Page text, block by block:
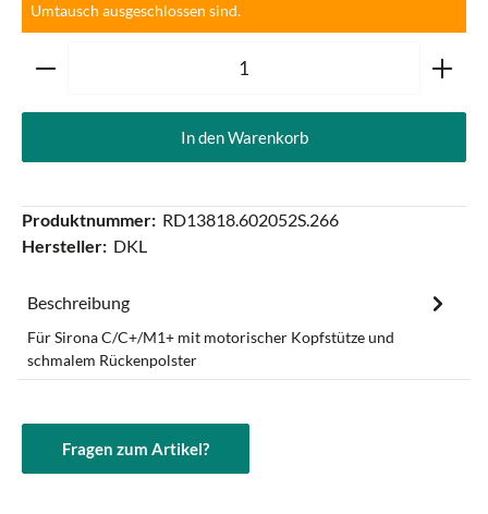
Umtausch ausgeschlossen sind.
Produkt Anzahl: Gib den gewünschten Wert ein oder
In den Warenkorb
Produktnummer: RD13818.602052S.266
Hersteller: DKL
Beschreibung
Für Sirona C/C+/M1+ mit motorischer Kopfstütze und
schmalem Rückenpolster
Fragen zum Artikel?